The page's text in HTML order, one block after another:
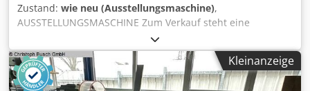
Zustand: wie neu (Ausstellungsmaschine),
AUSSTELLUNGSMASCHINE Zum Verkauf steht eine
neuwertige Drechselmeister Stratos FU 230 LV
(Langversion) Drechselbank, Drechselmaschine mit einer
Spitzenweite von ca. 1.000 mm / 1 Meter. Die
Ausstellungsmaschine befindet sich im Originalzustand
Kleinanzeige